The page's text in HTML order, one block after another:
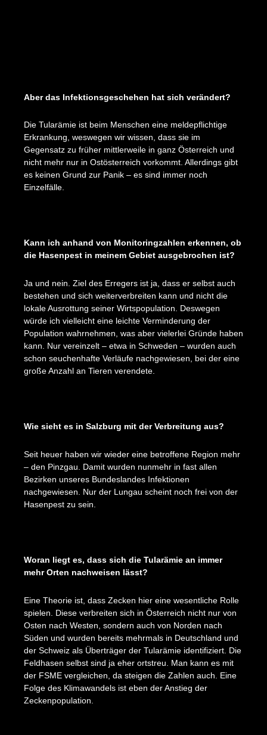
Aber das Infektionsgeschehen hat sich verändert?
Die Tularämie ist beim Menschen eine meldepflichtige
Erkrankung, weswegen wir wissen, dass sie im
Gegensatz zu früher mittlerweile in ganz Österreich und
nicht mehr nur in Ostösterreich vorkommt. Allerdings gibt
es keinen Grund zur Panik – es sind immer noch
Einzelfälle.
Kann ich anhand von Monitoringzahlen erkennen, ob
die Hasenpest in meinem Gebiet ausgebrochen ist?
Ja und nein. Ziel des Erregers ist ja, dass er selbst auch
bestehen und sich weiterverbreiten kann und nicht die
lokale Ausrottung seiner Wirtspopulation. Deswegen
würde ich vielleicht eine leichte Verminderung der
Population wahrnehmen, was aber vielerlei Gründe haben
kann. Nur vereinzelt – etwa in Schweden – wurden auch
schon seuchenhafte Verläufe nachgewiesen, bei der eine
große Anzahl an Tieren verendete.
Wie sieht es in Salzburg mit der Verbreitung aus?
Seit heuer haben wir wieder eine betroffene Region mehr
– den Pinzgau. Damit wurden nunmehr in fast allen
Bezirken unseres Bundeslandes Infektionen
nachgewiesen. Nur der Lungau scheint noch frei von der
Hasenpest zu sein.
Woran liegt es, dass sich die Tularämie an immer
mehr Orten nachweisen lässt?
Eine Theorie ist, dass Zecken hier eine wesentliche Rolle
spielen. Diese verbreiten sich in Österreich nicht nur von
Osten nach Westen, sondern auch von Norden nach
Süden und wurden bereits mehrmals in Deutschland und
der Schweiz als Überträger der Tularämie identifiziert. Die
Feldhasen selbst sind ja eher ortstreu. Man kann es mit
der FSME vergleichen, da steigen die Zahlen auch. Eine
Folge des Klimawandels ist eben der Anstieg der
Zeckenpopulation.